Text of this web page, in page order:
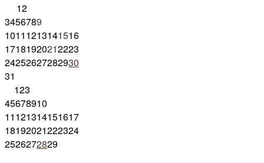
12
3456789
10111213141516
17181920212223
24252627282930
31
123
45678910
11121314151617
18192021222324
2526272829